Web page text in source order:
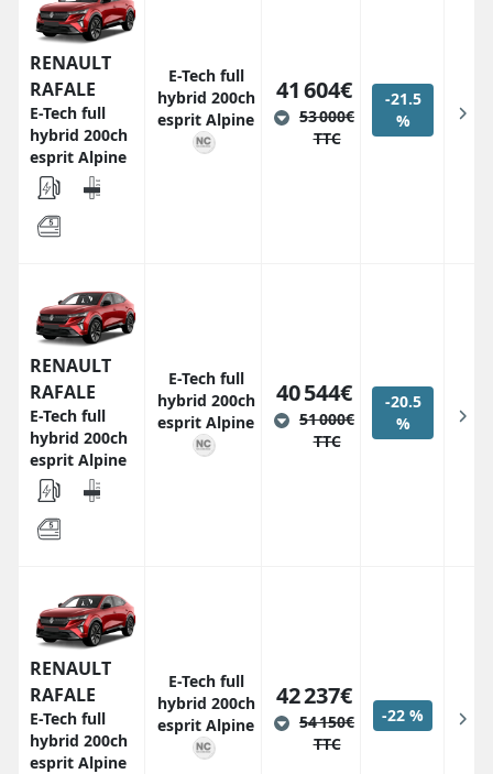
RENAULT
RAFALE
E-Tech full
hybrid 200ch
esprit Alpine
E-Tech full
hybrid 200ch
esprit Alpine
41 604€
53 000€
TTC
-21.5
%
RENAULT
RAFALE
E-Tech full
hybrid 200ch
esprit Alpine
E-Tech full
hybrid 200ch
esprit Alpine
40 544€
51 000€
TTC
-20.5
%
RENAULT
RAFALE
E-Tech full
hybrid 200ch
esprit Alpine
E-Tech full
hybrid 200ch
esprit Alpine
42 237€
54 150€
TTC
-22 %